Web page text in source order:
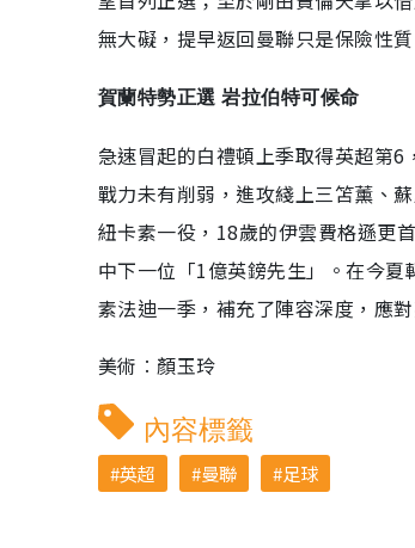
無大礙，提早返回曼聯只是保險性
賀蘭特勢正選 岩拉伯特可候命
急速冒起的白禮頓上季取得英超第
戰力未有削弱，進攻綫上三笘薰、
紐卡素一役，18歲的伊雲費格遜更
中下一位「1億英鎊先生」。在今
素法迪一季，補充了陣容深度，應
美術︰顏玉玲
內容標籤
英超 曼聯 足球